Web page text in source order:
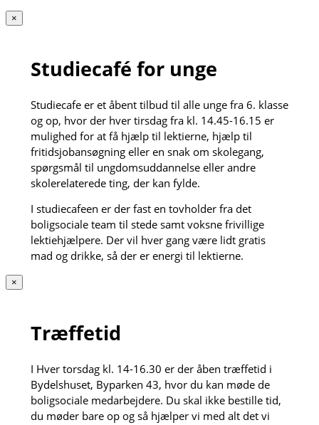
×
Studiecafé for unge
Studiecafe er et åbent tilbud til alle unge fra 6. klasse
og op, hvor der hver tirsdag fra kl. 14.45-16.15 er
mulighed for at få hjælp til lektierne, hjælp til
fritidsjobansøgning eller en snak om skolegang,
spørgsmål til ungdomsuddannelse eller andre
skolerelaterede ting, der kan fylde.
I studiecafeen er der fast en tovholder fra det
boligsociale team til stede samt voksne frivillige
lektiehjælpere. Der vil hver gang være lidt gratis
mad og drikke, så der er energi til lektierne.
×
Træffetid
I Hver torsdag kl. 14-16.30 er der åben træffetid i
Bydelshuset, Byparken 43, hvor du kan møde de
boligsociale medarbejdere. Du skal ikke bestille tid,
du møder bare op og så hjælper vi med alt det vi